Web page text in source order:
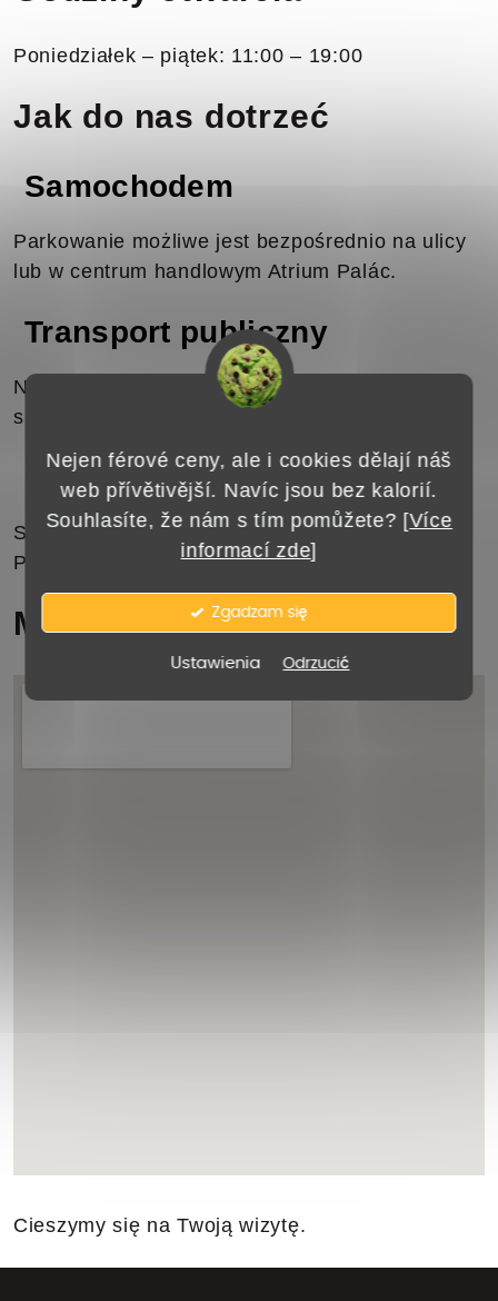
Nejen férové ceny, ale i cookies dělají náš
web přívětivější. Navíc jsou bez kalorií.
Souhlasíte, že nám s tím pomůžete? [Více
informací zde]
Zgadzam się
Ustawienia Odrzucić
Poniedziałek – piątek: 11:00 – 19:00
Jak do nas dotrzeć
Samochodem
Parkowanie możliwe jest bezpośrednio na ulicy
lub w centrum handlowym Atrium Palác.
Transport publiczny
Najbliższy przystanek „17. listopadu” znajduje
się kilka minut spacerem od sklepu.
Pieszo
Sklep znajduje się przy głównej ulicy niedaleko
Placu Masaryka.
Mapa
Cieszymy się na Twoją wizytę.